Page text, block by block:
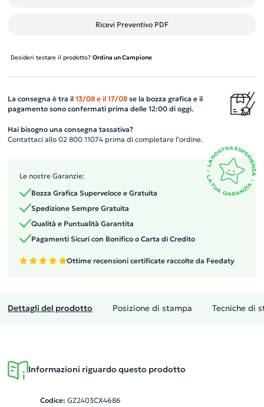
Ricevi Preventivo PDF
Desideri testare il prodotto? Ordina un Campione
La consegna è tra il 13/08 e il 17/08se la bozza grafica e il
pagamento sono confermati prima delle 12:00 di oggi.
Hai bisogno una consegna tassativa?
Contattaci allo 02 800 11074 prima di completare l’ordine.
Le nostre Garanzie:
Bozza Grafica Superveloce e Gratuita
Spedizione Sempre Gratuita
Qualità e Puntualità Garantita
Pagamenti Sicuri con Bonifico o Carta di Credito
Ottime recensioni certificate raccolte da Feedaty
Dettagli del prodotto Posizione di stampa Tecniche di
Informazioni riguardo questo prodotto
Codice: GZ2403CX4686